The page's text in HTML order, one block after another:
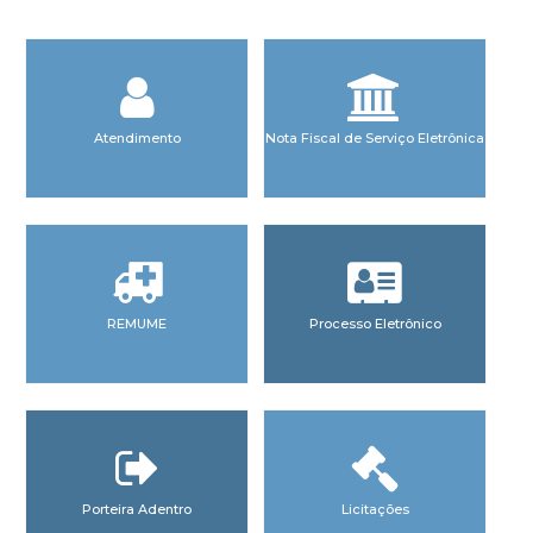
Atendimento Nota Fiscal de Serviço Eletrônica
REMUME Processo Eletrônico
Porteira Adentro Licitações